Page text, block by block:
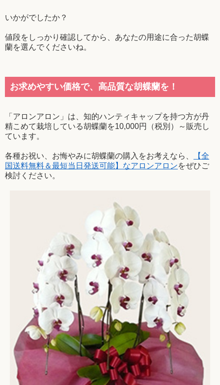
いかがでしたか？
値段をしっかり確認してから、あなたの用途に合った胡蝶
蘭を選んでくださいね。
お求めやすい価格で、高品質な胡蝶蘭を！
「アロンアロン」は、知的ハンティキャップを持つ方が丹
精こめて栽培している胡蝶蘭を10,000円（税別）～販売し
ています。
各種お祝い、お悔やみに胡蝶蘭の購入をお考えなら、
【全
国送料無料＆最短当日発送可能】なアロンアロンをぜひご
検討ください。